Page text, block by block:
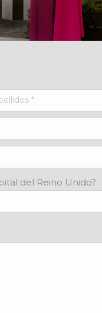
del Reino Unido?